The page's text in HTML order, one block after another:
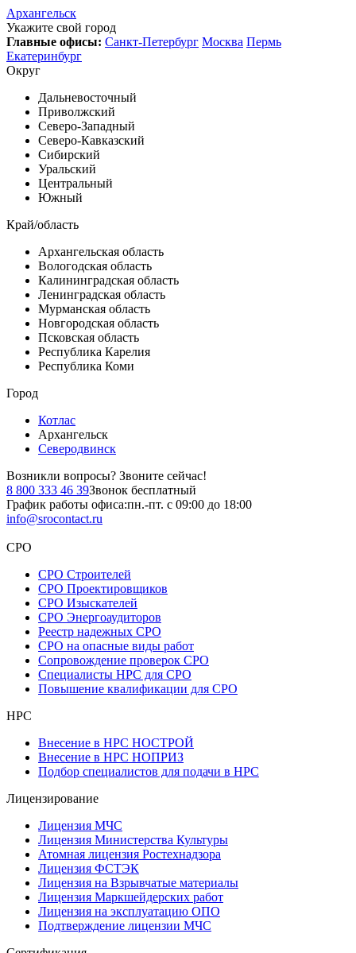
Архангельск
Укажите свой город
Главные офисы: Санкт-Петербург Москва Пермь
Екатеринбург
Округ
Дальневосточный
Приволжский
Северо-Западный
Северо-Кавказский
Сибирский
Уральский
Центральный
Южный
Край/область
Архангельская область
Вологодская область
Калининградская область
Ленинградская область
Мурманская область
Новгородская область
Псковская область
Республика Карелия
Республика Коми
Город
Котлас
Архангельск
Северодвинск
Возникли вопросы? Звоните сейчас!
8 800 333 46 39Звонок бесплатный
График работы офиса:пн.-пт. с 09:00 до 18:00
info@srocontact.ru
СРО
СРО Строителей
СРО Проектировщиков
СРО Изыскателей
СРО Энергоаудиторов
Реестр надежных СРО
СРО на опасные виды работ
Сопровождение проверок СРО
Специалисты НРС для СРО
Повышение квалификации для СРО
НРС
Внесение в НРС НОСТРОЙ
Внесение в НРС НОПРИЗ
Подбор специалистов для подачи в НРС
Лицензирование
Лицензия МЧС
Лицензия Министерства Культуры
Атомная лицензия Ростехнадзора
Лицензия ФСТЭК
Лицензия на Взрывчатые материалы
Лицензия Маркшейдерских работ
Лицензия на эксплуатацию ОПО
Подтверждение лицензии МЧС